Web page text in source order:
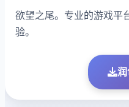
欲望之尾。专业的游戏平
验。